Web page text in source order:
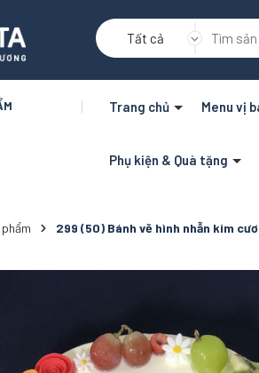
Tất cả
Trang chủ Menu vị
Phụ kiện & Quà tặng
299 (50) Bánh vẽ hình nhẫn kim